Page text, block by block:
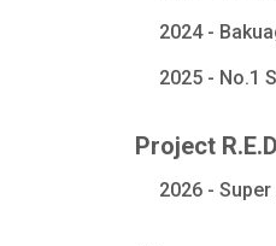
2024 -
2025 - No.1
Project
2026 -